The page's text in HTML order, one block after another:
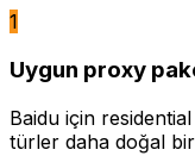
1
Uygun proxy
Baidu için
türler daha doğal